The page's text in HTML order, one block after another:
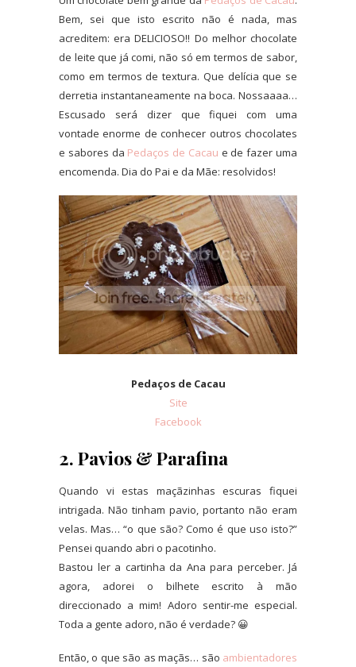
Bem, sei que isto escrito não é nada, mas
acreditem: era DELICIOSO!! Do melhor chocolate
de leite que já comi, não só em termos de sabor,
como em termos de textura. Que delícia que se
derretia instantaneamente na boca. Nossaaaa…
Escusado será dizer que fiquei com uma
vontade enorme de conhecer outros chocolates
e sabores da Pedaços de Cacau e de fazer uma
encomenda. Dia do Pai e da Mãe: resolvidos!
Pedaços de Cacau
Site
Facebook
2. Pavios & Parafina
Quando vi estas maçãzinhas escuras fiquei
intrigada. Não tinham pavio, portanto não eram
velas. Mas… “o que são? Como é que uso isto?”
Pensei quando abri o pacotinho.
Bastou ler a cartinha da Ana para perceber. Já
agora, adorei o bilhete escrito à mão
direccionado a mim! Adoro sentir-me especial.
Toda a gente adoro, não é verdade? 😀
Então, o que são as maçãs… são ambientadores